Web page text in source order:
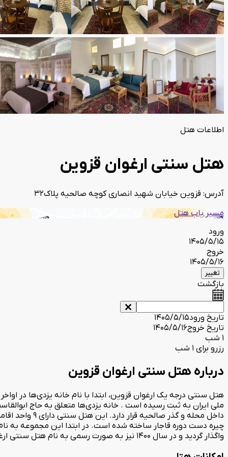
اطلاعات هتل
هتل سنتی ارغوان قزوین
آدرس: قزوین خیابان شهید انصاری کوچه صالحیه پلاک32
مسیر یاب هتل
ورود
1405/5/15
خروج
1405/5/16
تغییر
بازگشت
تاریخ ورود1405/5/15
تاریخ خروج1405/5/16
1 شب
رزرو برای 1 شب
درباره هتل سنتی ارغوان قزوین
ملی ایران به ثبت رسیده است . خانه یزدی‌ها متعلق به حاج
داخل محله و
واگذار گردید و در سال 1400 نیز به صورت رسمی به نام هتل سنتی ارغوان مورد بهره برداری قرار گرفت.